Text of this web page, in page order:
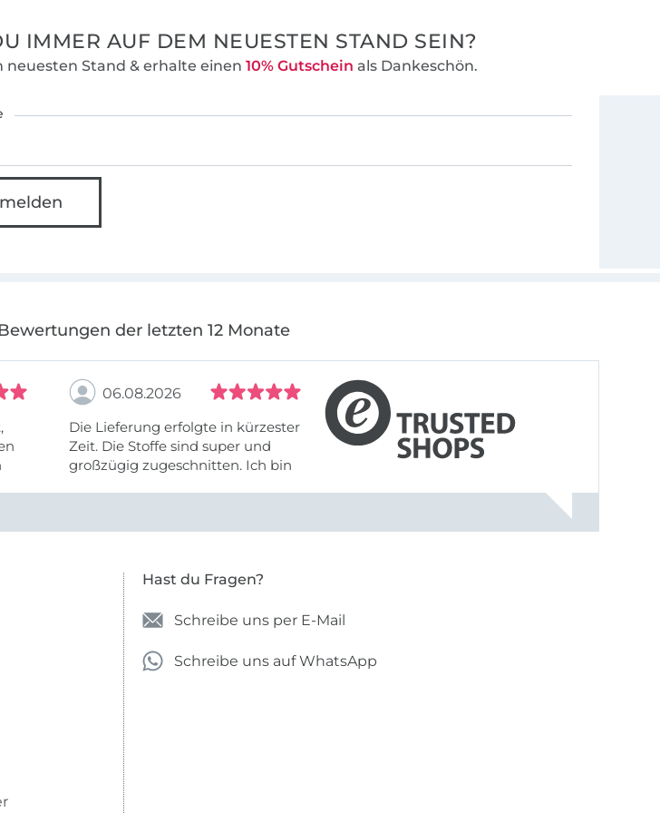
ausführlich, sehr detailliert, unkompliziert
umzusetzen. Auch Nähanfänger werden mit dem
Easyschnitt-System zu schnellen und tollen
17.08.2010 ist firstloungeberlin® eine
IMMER AUF DEM NEUESTEN STAND SEIN?
neuesten Stand & erhalte einen 10% Gutschein als Dankeschön.
der letzten 12 Monate
06.08.2026
Die Lieferung erfolgte in kürzester
Zeit. Die Stoffe sind super und
großzügig zugeschnitten. Ich bin
Hast du Fragen?
Schreibe uns per E-Mail
Schreibe uns auf WhatsApp